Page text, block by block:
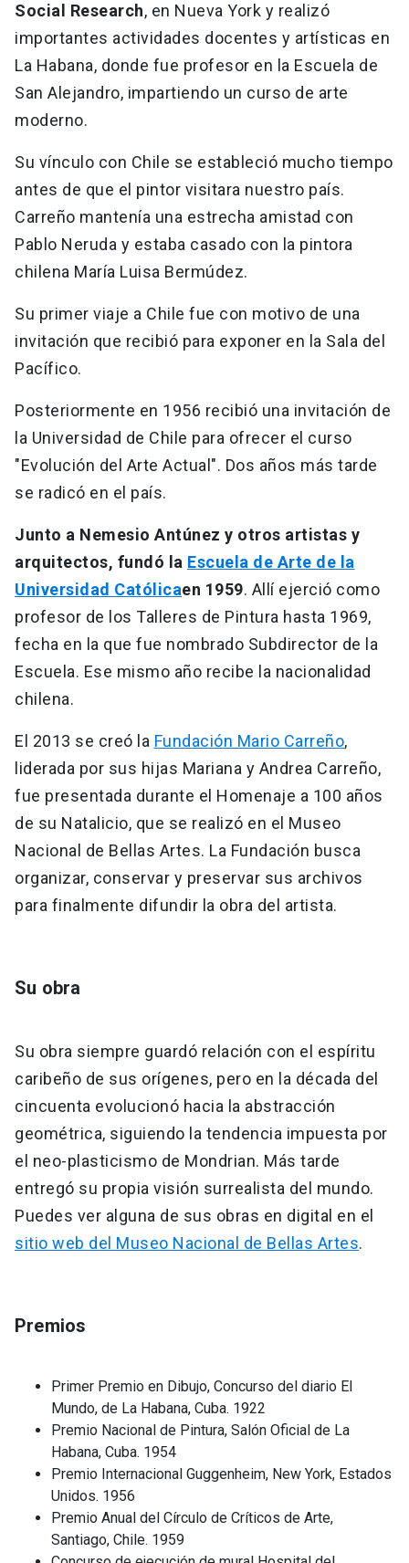
Social Research, en Nueva York y realizó
importantes actividades docentes y artísticas en
La Habana, donde fue profesor en la Escuela de
San Alejandro, impartiendo un curso de arte
moderno.
Su vínculo con Chile se estableció mucho tiempo
antes de que el pintor visitara nuestro país.
Carreño mantenía una estrecha amistad con
Pablo Neruda y estaba casado con la pintora
chilena María Luisa Bermúdez.
Su primer viaje a Chile fue con motivo de una
invitación que recibió para exponer en la Sala del
Pacífico.
Posteriormente en 1956 recibió una invitación de
la Universidad de Chile para ofrecer el curso
"Evolución del Arte Actual". Dos años más tarde
se radicó en el país.
Junto a Nemesio Antúnez y otros artistas y
arquitectos, fundó la Escuela de Arte de la
Universidad Católicaen 1959. Allí ejerció como
profesor de los Talleres de Pintura hasta 1969,
fecha en la que fue nombrado Subdirector de la
Escuela. Ese mismo año recibe la nacionalidad
chilena.
El 2013 se creó la Fundación Mario Carreño,
liderada por sus hijas Mariana y Andrea Carreño,
fue presentada durante el Homenaje a 100 años
de su Natalicio, que se realizó en el Museo
Nacional de Bellas Artes. La Fundación busca
organizar, conservar y preservar sus archivos
para finalmente difundir la obra del artista.
Su obra
Su obra siempre guardó relación con el espíritu
caribeño de sus orígenes, pero en la década del
cincuenta evolucionó hacia la abstracción
geométrica, siguiendo la tendencia impuesta por
el neo-plasticismo de Mondrian. Más tarde
entregó su propia visión surrealista del mundo.
Puedes ver alguna de sus obras en digital en el
sitio web del Museo Nacional de Bellas Artes.
Premios
Primer Premio en Dibujo, Concurso del diario El
Mundo, de La Habana, Cuba. 1922
Premio Nacional de Pintura, Salón Oficial de La
Habana, Cuba. 1954
Premio Internacional Guggenheim, New York, Estados
Unidos. 1956
Premio Anual del Círculo de Críticos de Arte,
Santiago, Chile. 1959